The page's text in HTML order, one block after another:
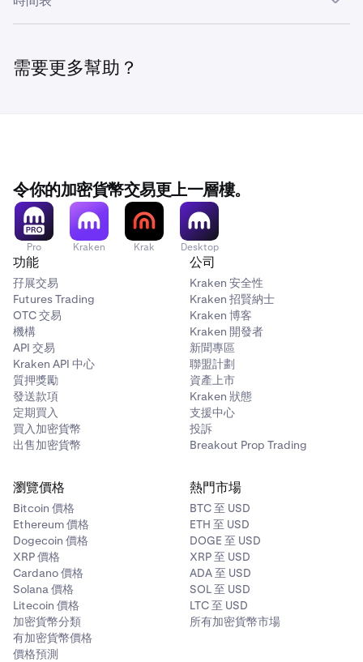
舊合約地址：
768A
交易/充值。
需要更多幫助？
令你的加密貨幣交易更上一層樓。
Pro Kraken Krak Desktop
功能
孖展交易
Futures Trading
OTC 交易
機構
API 交易
Kraken API 中心
質押獎勵
發送款項
定期買入
買入加密貨幣
出售加密貨幣
公司
Kraken 安全性
Kraken 招賢納士
Kraken 博客
Kraken 開發者
新聞專區
聯盟計劃
資產上市
Kraken 狀態
支援中心
投訴
Breakout Prop Trading
瀏覽價格
Bitcoin 價格
Ethereum 價格
Dogecoin 價格
XRP 價格
Cardano 價格
Solana 價格
Litecoin 價格
加密貨幣分類
有加密貨幣價格
價格預測
熱門市場
BTC 至 USD
ETH 至 USD
DOGE 至 USD
XRP 至 USD
ADA 至 USD
SOL 至 USD
LTC 至 USD
所有加密貨幣市場